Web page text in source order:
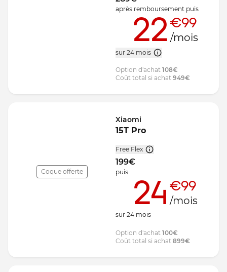
après remboursement puis
22 €99
/mois
sur 24 mois
Option d'achat 108€
Coût total si achat 949€
Coque offerte
Xiaomi
15T Pro
Free Flex
199€
puis
24 €99
/mois
sur 24 mois
Option d'achat 100€
Coût total si achat 899€